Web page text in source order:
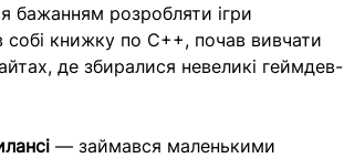
бажанням розробляти ігри
собі книжку по С++, почав вивчати
де збиралися невеликі геймдев-
— займався маленькими